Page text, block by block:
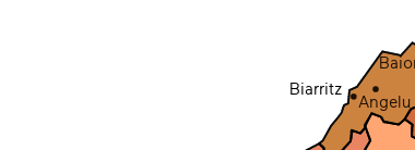
Angelu
Biarritz